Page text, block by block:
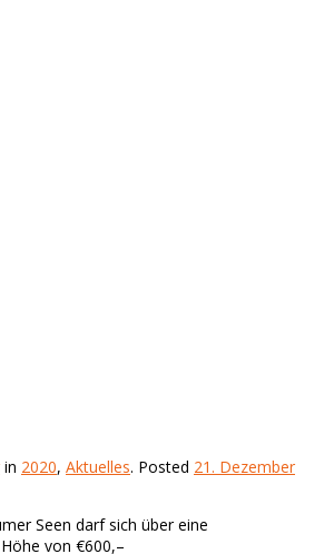
in 2020, Aktuelles. Posted 21. Dezember
Seen darf sich über eine
von €600,–